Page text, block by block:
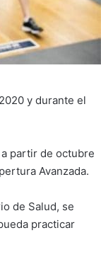
y durante el
partir de octubre
Avanzada.
de Salud, se
practicar